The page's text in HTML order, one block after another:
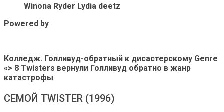
Winona Ryder Lydia deetz
Powered by
Колледж. Голливуд-обратный к дисастерскому Genre
«> 8 Twisters вернули Голливуд обратно в жанр
катастрофы
СЕМОЙ TWISTER (1996)